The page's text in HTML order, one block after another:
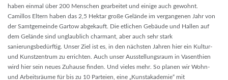
haben einmal über 200 Menschen gearbeitet und einige auch gewohnt.
Camillos Eltern haben das 2,5 Hektar große Gelände im vergangenen Jahr von
der Samtgemeinde Gartow abgekauft. Die etlichen Gebäude und Hallen auf
dem Gelände sind unglaublich charmant, aber auch sehr stark
sanierungsbedürftig. Unser Ziel ist es, in den nächsten Jahren hier ein Kultur-
und Kunstzentrum zu errichten. Auch unser Ausstellungsraum in Vasenthien
wird hier sein neues Zuhause finden. Und vieles mehr. So planen wir Wohn-
und Arbeitsräume für bis zu 10 Parteien, eine „Kunstakademie“ mit